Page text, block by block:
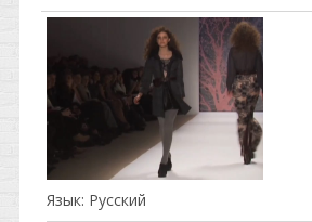
Язык: Русский